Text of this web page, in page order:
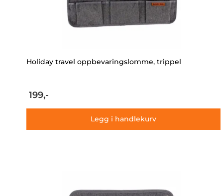
Holiday travel oppbevaringslomme, trippel
199,-
Legg i handlekurv